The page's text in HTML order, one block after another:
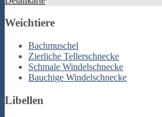
Weichtiere
Bachmuschel
Zierliche Tellerschnecke
Schmale Windelschnecke
Bauchige Windelschnecke
Libellen